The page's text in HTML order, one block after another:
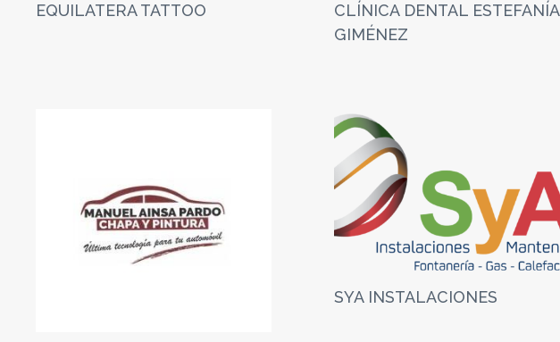
EQUILATERA TATTOO
CLÍNICA DENTAL ESTEFANÍA
GIMÉNEZ
SYA INSTALACIONES